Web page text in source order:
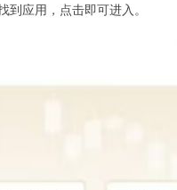
到应用，点击即可进入。